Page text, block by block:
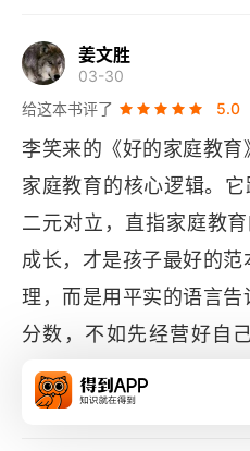
姜文胜
03-30
给这本书评了
5.0
李笑来的《好的家庭教
家庭教育的核心逻辑。它
二元对立，直指家庭教
成长，才是孩子最好的
理，而是用平实的语言
分数，不如先经营好自
习、理性思考、积极面
濡目染中习得责任与韧性
转发